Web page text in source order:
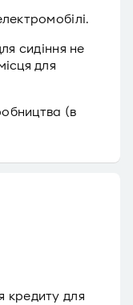
сидіння не
для
(в
кредиту для